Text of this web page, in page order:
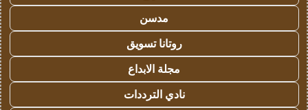
مدسن
روتانا تسويق
مجلة الابداع
نادي الترددات